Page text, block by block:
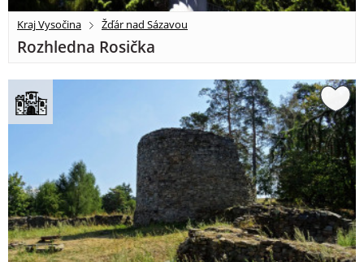
Kraj Vysočina Žďár nad Sázavou
Rozhledna Rosička